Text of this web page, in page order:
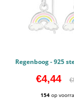
€4,44
154 op